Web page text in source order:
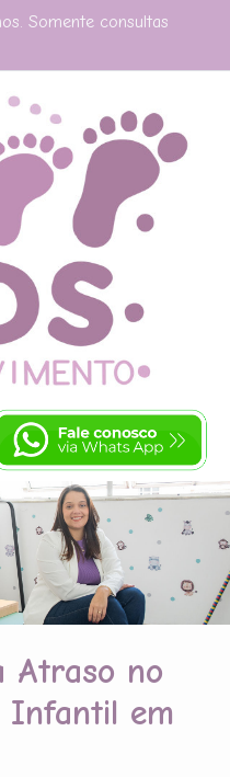
Somente consultas
Atraso no
Infantil em